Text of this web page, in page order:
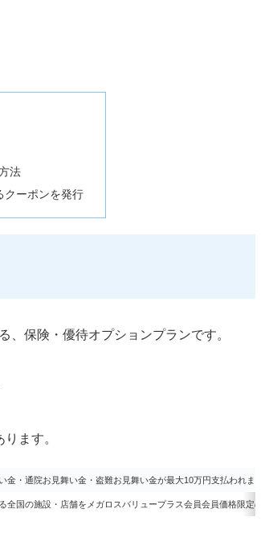
法
クーポンを発行
、保険・優待オプションプランです。
ます。
・通院お見舞い金・盗難お見舞い金が最大10万円支払われます。
国の施設・店舗をメガロスバリュープラス会員会員価格限定の優